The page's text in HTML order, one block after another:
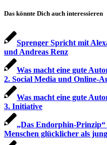
Das könnte Dich auch interessieren
Sprenger Spricht mit
und Andreas Renz
Was macht eine gute
2. Social Media und Online-
Was macht eine gute
3. Initiative
„Das Endorphin-
Menschen glücklicher als